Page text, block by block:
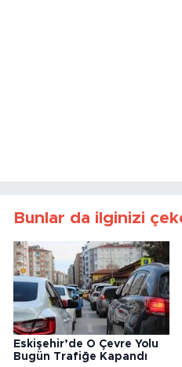
Bunlar da ilginizi
Eskişehir’de O Çevre Yolu
Bugün Trafiğe Kapandı